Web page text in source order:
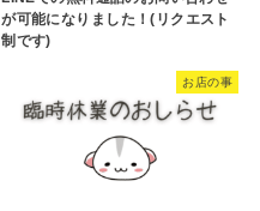
が可能になりました！(リクエスト
制です)
お店の事